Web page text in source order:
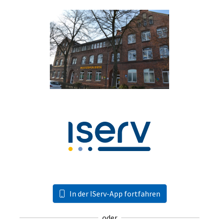
In der IServ-App fortfahren